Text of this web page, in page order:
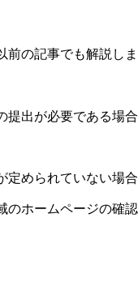
前の記事でも解説し
提出が必要である場
定められていない場
のホームページの確